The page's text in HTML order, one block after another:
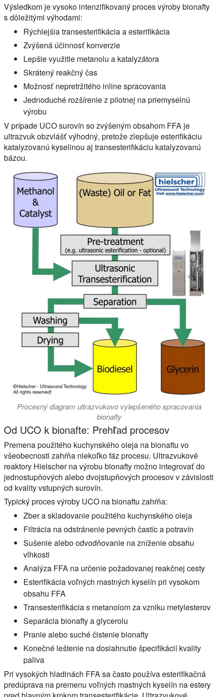
Výsledkom je vysoko intenzifikovaný proces výroby bionafty
s dôležitými výhodami:
Rýchlejšia transesterifikácia a esterifikácia
Zvýšená účinnosť konverzie
Lepšie využitie metanolu a katalyzátora
Skrátený reakčný čas
Možnosť nepretržitého inline spracovania
Jednoduché rozšírenie z pilotnej na priemyselnú
výrobu
V prípade UCO surovín so zvýšeným obsahom FFA je
ultrazvuk obzvlášť výhodný, pretože zlepšuje esterifikáciu
katalyzovanú kyselinou aj transesterifikáciu katalyzovanú
bázou.
Procesný diagram ultrazvukovo vylepšeného spracovania
bionafty
Od UCO k bionafte: Prehľad procesov
Premena použitého kuchynského oleja na bionaftu vo
všeobecnosti zahŕňa niekoľko fáz procesu. Ultrazvukové
reaktory Hielscher na výrobu bionafty možno integrovať do
jednostupňových alebo dvojstupňových procesov v závislosti
od kvality vstupných surovín.
Typický proces výroby UCO na bionaftu zahŕňa:
Zber a skladovanie použitého kuchynského oleja
Filtrácia na odstránenie pevných častíc a potravín
Sušenie alebo odvodňovanie na zníženie obsahu
vlhkosti
Analýza FFA na určenie požadovanej reakčnej cesty
Esterifikácia voľných mastných kyselín pri vysokom
obsahu FFA
Transesterifikácia s metanolom za vzniku metylesterov
Separácia bionafty a glycerolu
Pranie alebo suché čistenie bionafty
Konečné leštenie na dosiahnutie špecifikácií kvality
paliva
Pri vysokých hladinách FFA sa často používa esterifikačná
predúprava na premenu voľných mastných kyselín na estery